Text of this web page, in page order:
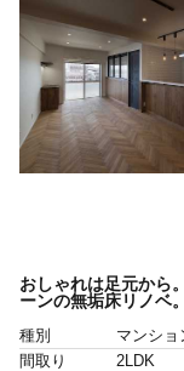
おしゃれは足元から
ーンの無垢床リノベ。
種別
マンショ
間取り
2LDK